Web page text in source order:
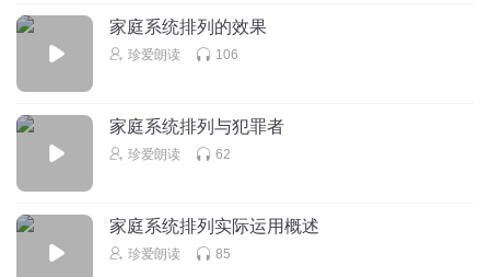
家庭系统排列的效果
珍爱朗读 106
家庭系统排列与犯罪者
珍爱朗读 62
家庭系统排列实际运用概述
珍爱朗读 85